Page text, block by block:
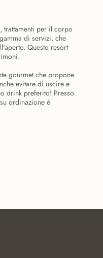
trattamenti per il corpo
di servizi, che
Questo resort
gourmet che propone
evitare di uscire e
drink preferito! Presso
ordinazione è